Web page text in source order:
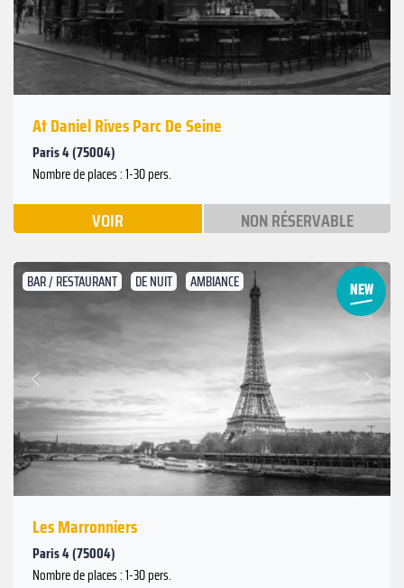
At Daniel Rives Parc De Seine
Paris 4 (75004)
Nombre de places : 1-30 pers.
VOIR NON RÉSERVABLE
BAR / RESTAURANT DE NUIT AMBIANCE
Précédent
Suivant
Les Marronniers
Paris 4 (75004)
Nombre de places : 1-30 pers.